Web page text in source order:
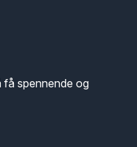
få spennende og